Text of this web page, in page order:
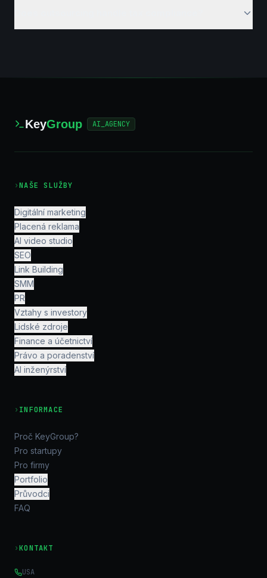
KeyGroup AI_AGENCY
›NAŠE SLUŽBY
Digitální marketing
Placená reklama
AI video studio
SEO
Link Building
SMM
PR
Vztahy s investory
Lidské zdroje
Finance a účetnictví
Právo a poradenství
AI inženýrství
› INFORMACE
Proč KeyGroup?
Pro startupy
Pro firmy
Portfolio
Průvodci
FAQ
›KONTAKT
USA